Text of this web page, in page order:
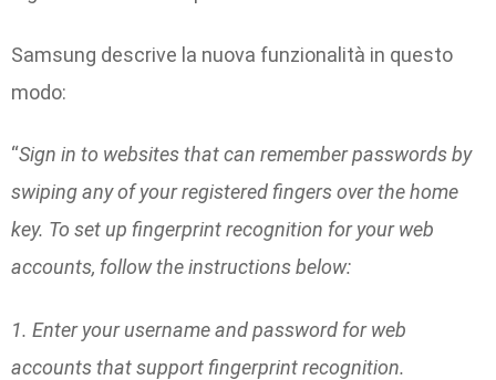
Samsung descrive la nuova funzionalità in questo
modo:
“Sign in to websites that can remember passwords by
swiping any of your registered fingers over the home
key. To set up fingerprint recognition for your web
accounts, follow the instructions below:
1. Enter your username and password for web
accounts that support fingerprint recognition.